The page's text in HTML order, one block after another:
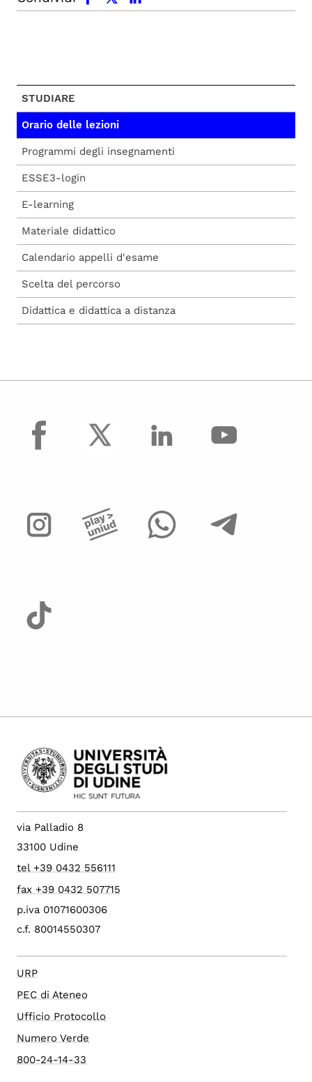
STUDIARE
Orario delle lezioni
Programmi degli insegnamenti
ESSE3-login
E-learning
Materiale didattico
Calendario appelli d'esame
Scelta del percorso
Didattica e didattica a distanza
facebook
via Palladio 8
33100 Udine
tel +39 0432 556111
fax +39 0432 507715
p.iva 01071600306
c.f. 80014550307
URP
PEC di Ateneo
Ufficio Protocollo
Numero Verde
800-24-14-33